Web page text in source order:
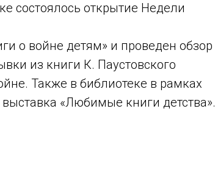
состоялось открытие Недели
о войне детям» и проведен обзор
из книги К. Паустовского
Также в библиотеке в рамках
«Любимые книги детства».